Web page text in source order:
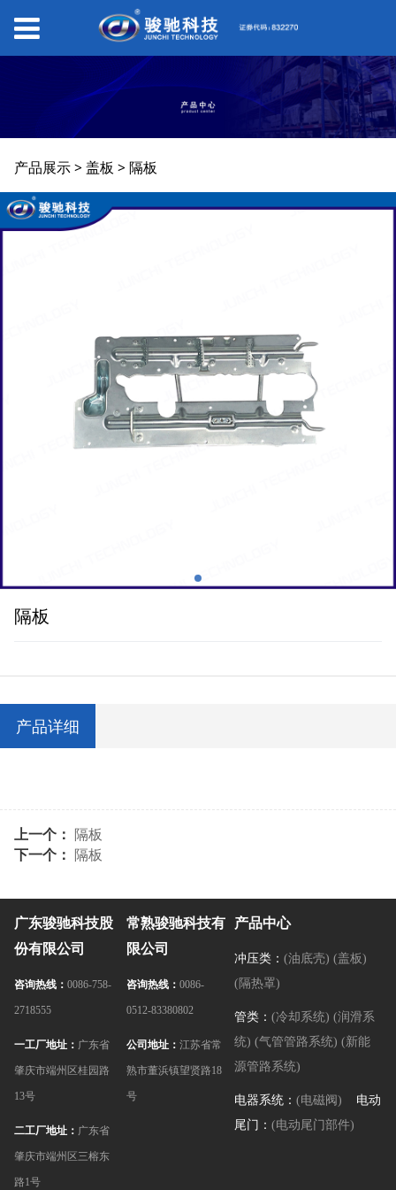
隔板
产品展示>盖板>隔板
隔板
产品详细
上一个： 隔板
下一个： 隔板
广东骏驰科技股
份有限公司
咨询热线： 0086-758-
2718555
一工厂地址： 广东省
肇庆市端州区桂园路
13号
二工厂地址： 广东省
肇庆市端州区三榕东
路1号
常熟骏驰科技有
限公司
咨询热线： 0086-
0512-83380802
公司地址： 江苏省常
熟市董浜镇望贤路18
号
产品中心
冲压类： (油底壳) (盖板)
(隔热罩)
管类： (冷却系统) (润滑系
统) (气管管路系统) (新能
源管路系统)
电器系统： (电磁阀) 电动
尾门： (电动尾门部件)